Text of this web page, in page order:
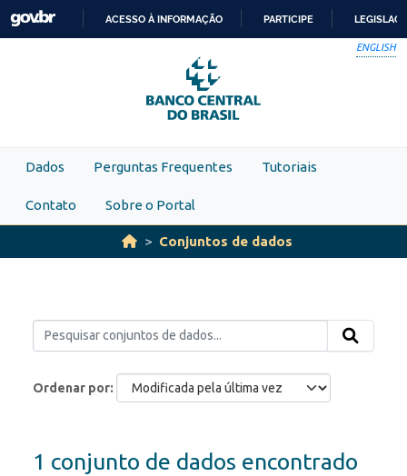
Skip to main content
PARA
O
CONTEÚDO
ACESSO À INFORMAÇÃO PARTICIPE
ENGLISH
Dados Perguntas Frequentes Tutoriais
Contato Sobre o Portal
Conjuntos de dados
Ordenar por
1 conjunto de dados encontrado